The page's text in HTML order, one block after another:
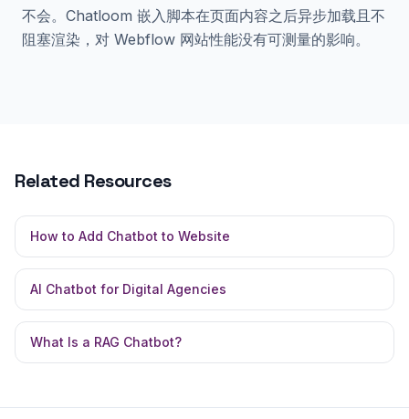
不会。Chatloom 嵌入脚本在页面内容之后异步加载且不
阻塞渲染，对 Webflow 网站性能没有可测量的影响。
Related Resources
How to Add Chatbot to Website
AI Chatbot for Digital Agencies
What Is a RAG Chatbot?